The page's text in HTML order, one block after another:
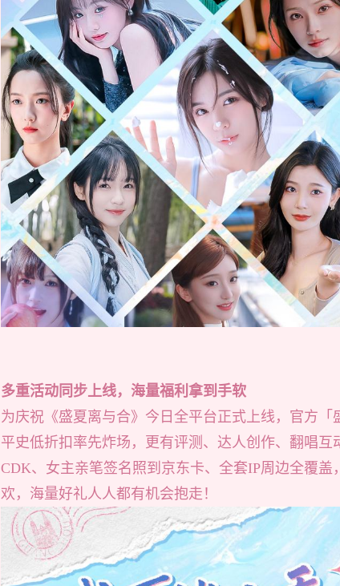
多重活动同步上线，海量福利拿到手软
为庆祝《盛夏离与合》今日全平台正式上线，官方
平史低折扣率先炸场，更有评测、达人创作、翻唱
CDK、女主亲笔签名照到京东卡、全套IP周边全覆
欢，海量好礼人人都有机会抱走！